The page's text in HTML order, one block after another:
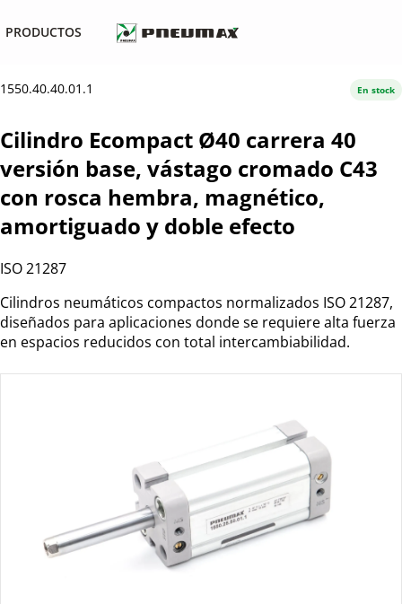
PRODUCTOS
1550.40.40.01.1
Cilindro Ecompact Ø40 carrera 40
versión base, vástago cromado C43
con rosca hembra, magnético,
amortiguado y doble efecto
ISO 21287
Cilindros neumáticos compactos normalizados ISO 21287,
diseñados para aplicaciones donde se requiere alta fuerza
en espacios reducidos con total intercambiabilidad.
En stock